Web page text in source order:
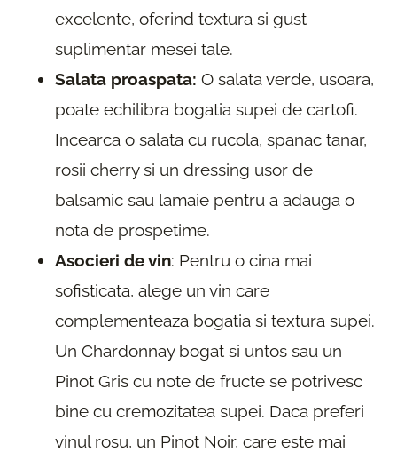
excelente, oferind textura si gust
suplimentar mesei tale.
Salata proaspata: O salata verde, usoara,
poate echilibra bogatia supei de cartofi.
Incearca o salata cu rucola, spanac tanar,
rosii cherry si un dressing usor de
balsamic sau lamaie pentru a adauga o
nota de prospetime.
Asocieri de vin: Pentru o cina mai
sofisticata, alege un vin care
complementeaza bogatia si textura supei.
Un Chardonnay bogat si untos sau un
Pinot Gris cu note de fructe se potrivesc
bine cu cremozitatea supei. Daca preferi
vinul rosu, un Pinot Noir, care este mai